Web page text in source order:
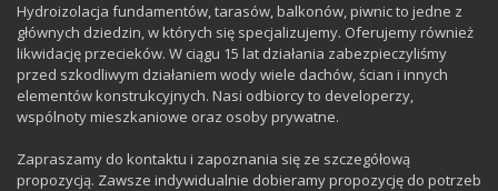
Hydroizolacja fundamentów, tarasów, balkonów, piwnic to jedne z
głównych dziedzin, w których się specjalizujemy. Oferujemy również
likwidację przecieków. W ciągu 15 lat działania zabezpieczyliśmy
przed szkodliwym działaniem wody wiele dachów, ścian i innych
elementów konstrukcyjnych. Nasi odbiorcy to developerzy,
wspólnoty mieszkaniowe oraz osoby prywatne.
Zapraszamy do kontaktu i zapoznania się ze szczegółową
propozycją. Zawsze indywidualnie dobieramy propozycję do potrzeb